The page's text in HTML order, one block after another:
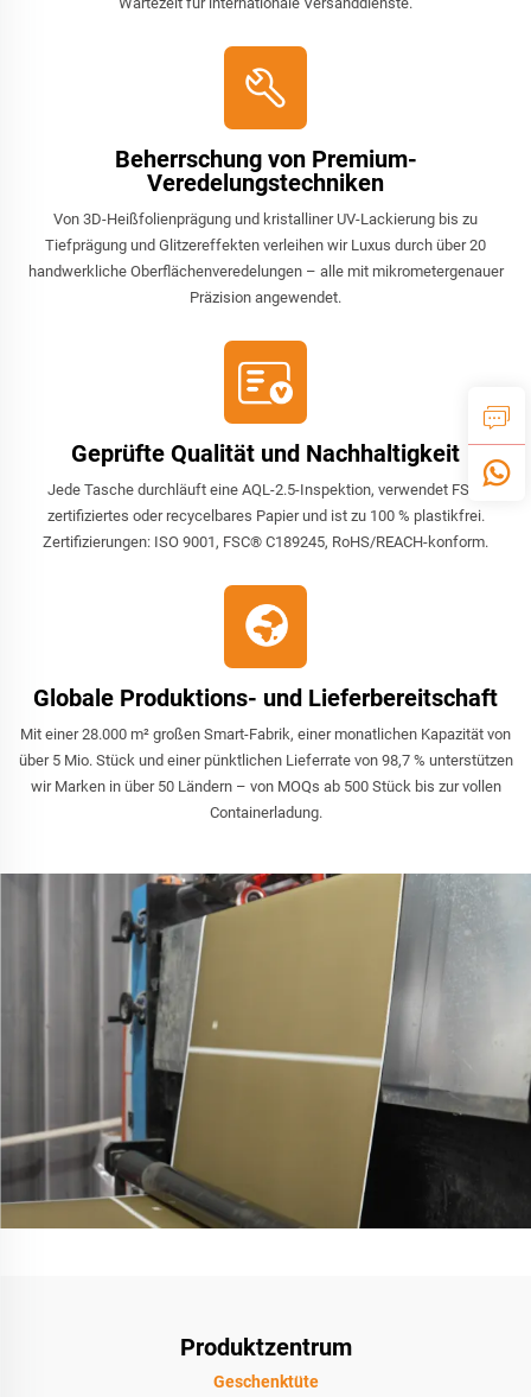
Beherrschung von Premium-
Veredelungstechniken
Von 3D-Heißfolienprägung und kristalliner UV-Lackierung bis zu
Tiefprägung und Glitzereffekten verleihen wir Luxus durch über 20
handwerkliche Oberflächenveredelungen – alle mit mikrometergenauer
Präzision angewendet.
Geprüfte Qualität und Nachhaltigkeit
Jede Tasche durchläuft eine AQL-2.5-Inspektion, verwendet FSC-
zertifiziertes oder recycelbares Papier und ist zu 100 % plastikfrei.
Zertifizierungen: ISO 9001, FSC® C189245, RoHS/REACH-konform.
Globale Produktions- und Lieferbereitschaft
Mit einer 28.000 m² großen Smart-Fabrik, einer monatlichen Kapazität von
über 5 Mio. Stück und einer pünktlichen Lieferrate von 98,7 % unterstützen
wir Marken in über 50 Ländern – von MOQs ab 500 Stück bis zur vollen
Containerladung.
Produktzentrum
Geschenktüte